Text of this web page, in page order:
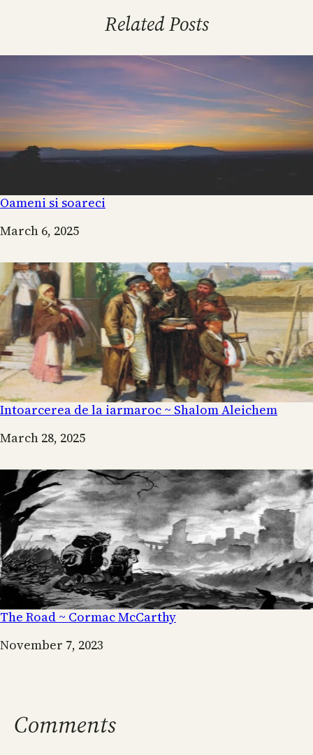
Related Posts
Oameni si soareci
Date
March 6, 2025
Intoarcerea de la iarmaroc ~ Shalom Aleichem
Date
March 28, 2025
The Road ~ Cormac McCarthy
Date
November 7, 2023
Comments